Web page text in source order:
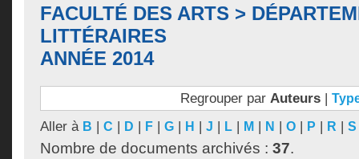
FACULTÉ DES ARTS >
LITTÉRAIRES
ANNÉE 2014
Regrouper par Auteurs|
Aller à B | C | D | F | G | H | J | L | M | N | O | P | R | S
Nombre de documents archivés : 37.